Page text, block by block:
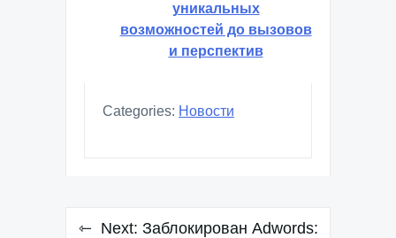
уникальных
возможностей до вызовов
и перспектив
Categories: Новости
Навигация
Next: Заблокирован Adwords: